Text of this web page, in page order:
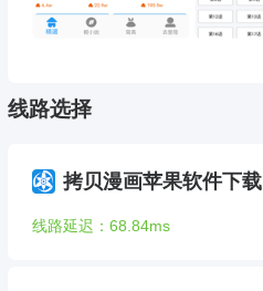
线路选择
拷贝漫画苹果软件下载
线路延迟：68.84ms